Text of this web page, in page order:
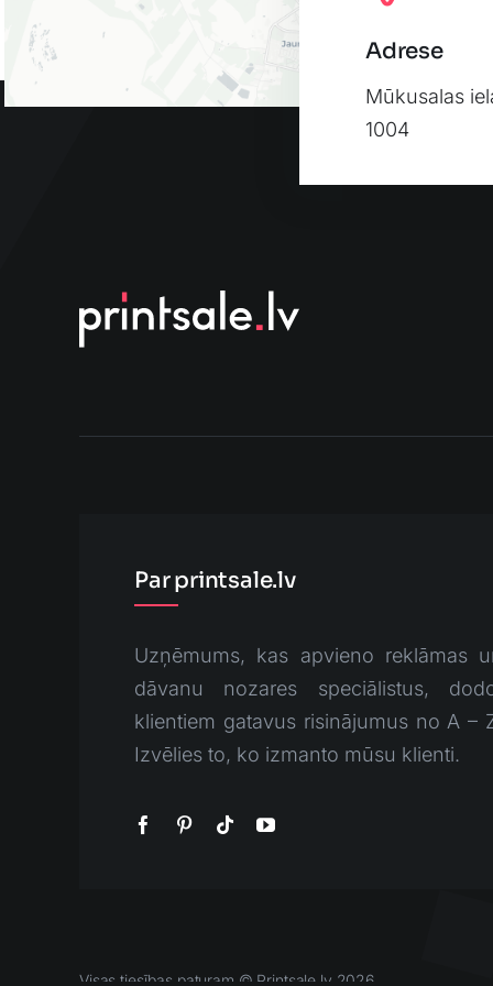
Adrese
Mūkusalas
1004
Par printsale.lv
Uzņēmums, kas apvieno reklāmas
dāvanu nozares speciālistus,
klientiem gatavus risinājumus no A –
Izvēlies to, ko izmanto mūsu klienti.
Visas tiesības paturam © Printsale.lv 2026